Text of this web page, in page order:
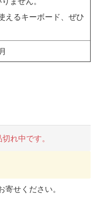
えるキーボード、ぜひ
れ中です。
せください。